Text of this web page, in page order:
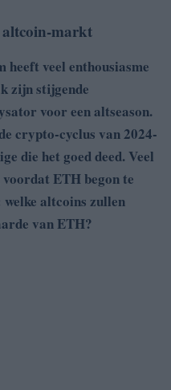
markt
veel enthousiasme
zijn stijgende
voor een altseason.
crypto-cyclus van 2024-
die het goed deed. Veel
ETH begon te
altcoins zullen
van ETH?